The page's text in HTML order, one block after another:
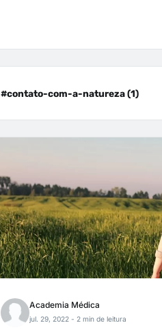
#contato-com-a-natureza (1)
Academia Médica
jul. 29, 2022 - 2 min de leitura